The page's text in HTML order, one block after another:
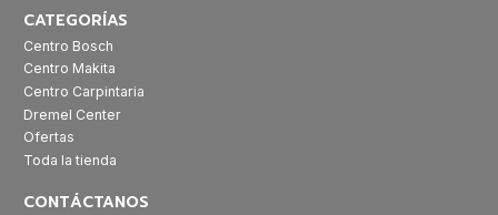
CATEGORÍAS
Centro Bosch
Centro Makita
Centro Carpintaria
Dremel Center
Ofertas
Toda la tienda
CONTÁCTANOS